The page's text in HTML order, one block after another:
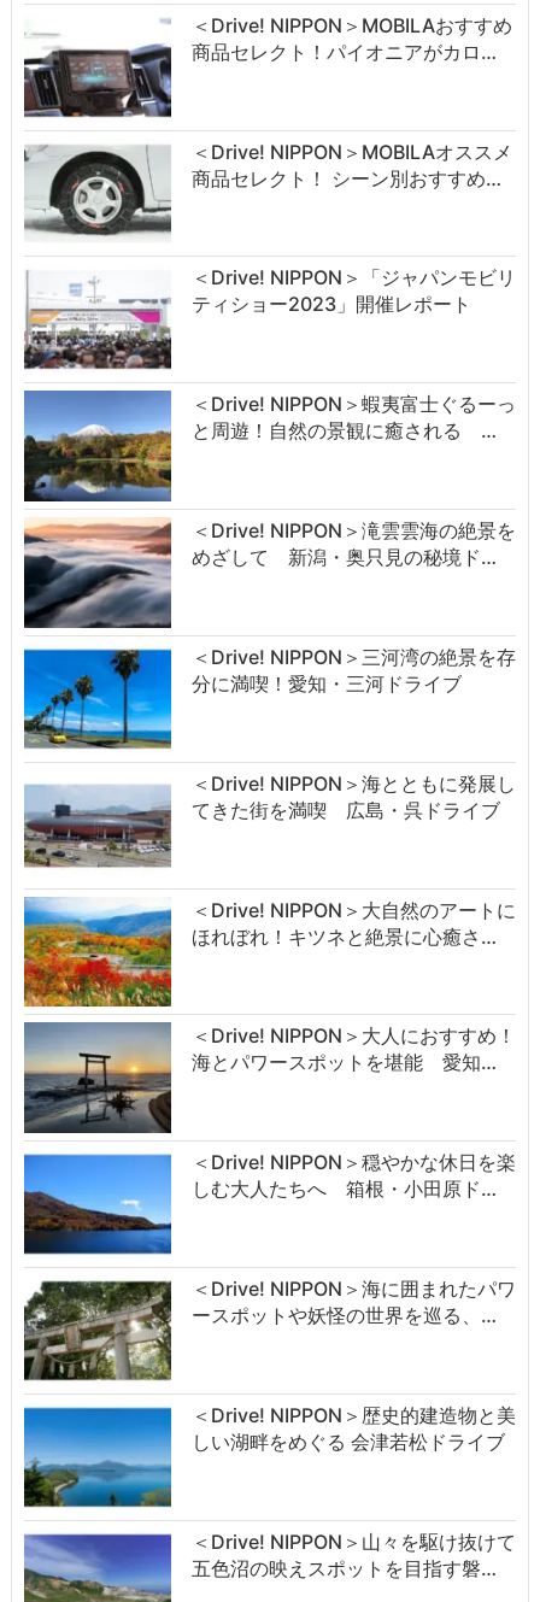
＜Drive! NIPPON＞MOBILAおすすめ
商品セレクト！パイオニアがカロ…
＜Drive! NIPPON＞MOBILAオススメ
商品セレクト！ シーン別おすすめ…
＜Drive! NIPPON＞「ジャパンモビリ
ティショー2023」開催レポート
＜Drive! NIPPON＞蝦夷富士ぐるーっ
と周遊！自然の景観に癒される …
＜Drive! NIPPON＞滝雲雲海の絶景を
めざして 新潟・奥只見の秘境ド…
＜Drive! NIPPON＞三河湾の絶景を存
分に満喫！愛知・三河ドライブ
＜Drive! NIPPON＞海とともに発展し
てきた街を満喫 広島・呉ドライブ
＜Drive! NIPPON＞大自然のアートに
ほれぼれ！キツネと絶景に心癒さ…
＜Drive! NIPPON＞大人におすすめ！
海とパワースポットを堪能 愛知…
＜Drive! NIPPON＞穏やかな休日を楽
しむ大人たちへ 箱根・小田原ド…
＜Drive! NIPPON＞海に囲まれたパワ
ースポットや妖怪の世界を巡る、…
＜Drive! NIPPON＞歴史的建造物と美
しい湖畔をめぐる 会津若松ドライブ
＜Drive! NIPPON＞山々を駆け抜けて
五色沼の映えスポットを目指す磐…